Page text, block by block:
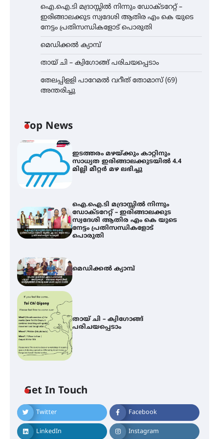
ഐ.ഐ.ടി മദ്രാസ്സിൽ നിന്നും ഡോക്ടറേറ്റ് –
ഇരിങ്ങാലക്കുട സ്വദേശി ആതിര എം കെ യുടെ
നേട്ടം പ്രതിസന്ധികളോട് പൊരുതി
മെഡിക്കൽ ക്യാമ്പ്
തായ് ചി – ക്വിഗോങ്ങ് പരിചയപ്പെടാം
തേലപ്പിളളി പാറേമൽ വറീത് തോമാസ് (69)
അന്തരിച്ചു
Top News
ഇടത്തരം മഴയ്ക്കും കാറ്റിനും
സാധ്യത ഇരിങ്ങാലക്കുടയിൽ 4.4
മില്ലി മീറ്റർ മഴ ലഭിച്ചു
ഐ.ഐ.ടി മദ്രാസ്സിൽ നിന്നും
ഡോക്ടറേറ്റ് – ഇരിങ്ങാലക്കുട
സ്വദേശി ആതിര എം കെ യുടെ
നേട്ടം പ്രതിസന്ധികളോട്
പൊരുതി
മെഡിക്കൽ ക്യാമ്പ്
തായ് ചി – ക്വിഗോങ്ങ്
പരിചയപ്പെടാം
Get In Touch
Twitter Facebook
LinkedIn Instagram
ഐ.ഐ.ടി മദ്രാസ്സിൽ നിന്നും
ഡോക്ടറേറ്റ് – ഇരിങ്ങാലക്കുട
സ്വദേശി ആതിര എം കെ യുടെ